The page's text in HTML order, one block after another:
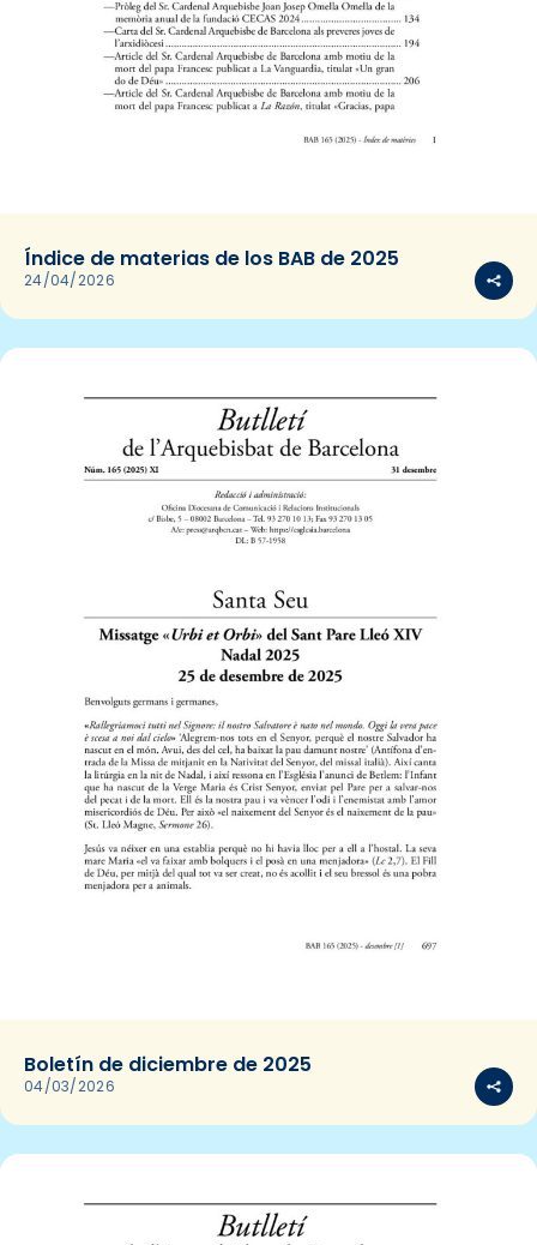
Índice de materias de los BAB de 2025
24/04/2026
Boletín de diciembre de 2025
04/03/2026